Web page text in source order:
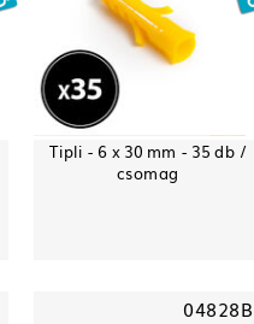
Tipli - 6 x 30 mm - 35 db /
csomag
04828B